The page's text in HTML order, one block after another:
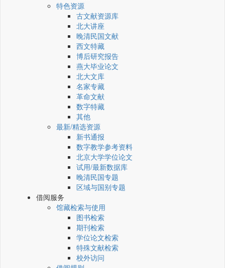
特色资源
古文献资源库
北大讲座
晚清民国文献
西文特藏
博后研究报告
燕大毕业论文
北大文库
名家专藏
革命文献
数字特藏
其他
最新/精选资源
新书通报
数字教学参考资料
北京大学学位论文
试用/最新数据库
晚清民国专题
区域与国别专题
借阅服务
馆藏检索与使用
图书检索
期刊检索
学位论文检索
特殊文献检索
校外访问